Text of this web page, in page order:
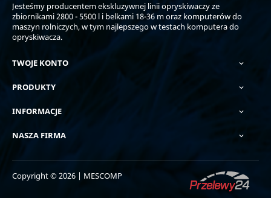
Jesteśmy producentem ekskluzywnej linii opryskiwaczy ze
zbiornikami 2800 - 5500 l i belkami 18-36 m oraz komputerów do
maszyn rolniczych, w tym najlepszego w testach komputera do
opryskiwacza.
TWOJE KONTO 
PRODUKTY 
INFORMACJE 
NASZA FIRMA 
Copyright © 2026 | MESCOMP